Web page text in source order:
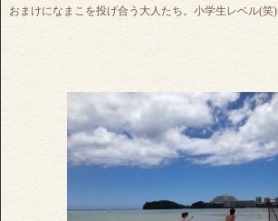
おまけになまこを投げ合う大人たち。小学生レベル(笑)